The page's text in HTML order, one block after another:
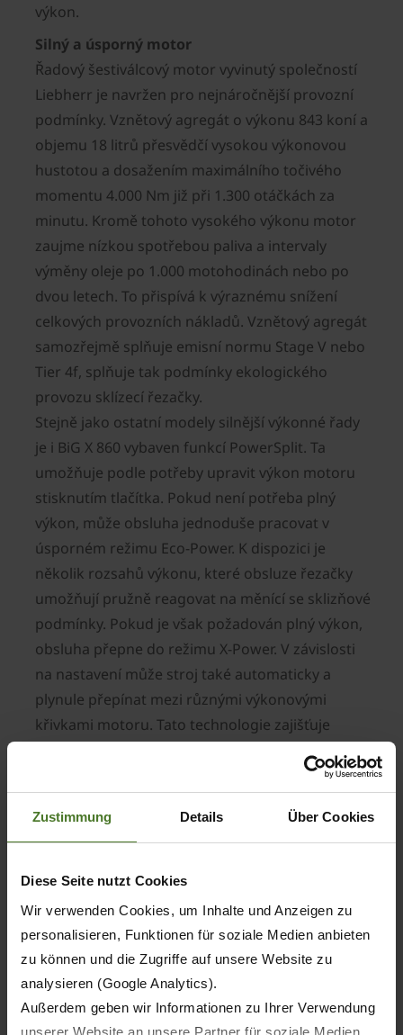
Zustimmung Details Über Cookies
Diese Seite nutzt Cookies
Wir verwenden Cookies, um Inhalte und Anzeigen zu
personalisieren, Funktionen für soziale Medien anbieten
zu können und die Zugriffe auf unsere Website zu
analysieren (Google Analytics).
Außerdem geben wir Informationen zu Ihrer Verwendung
unserer Website an unsere Partner für soziale Medien,
výkon.
Silný a úsporný motor
Řadový šestiválcový motor vyvinutý společností
Liebherr je navržen pro nejnáročnější provozní
podmínky. Vznětový agregát o výkonu 843 koní a
objemu 18 litrů přesvědčí vysokou výkonovou
hustotou a dosažením maximálního točivého
momentu 4.000 Nm již při 1.300 otáčkách za
minutu. Kromě tohoto vysokého výkonu motor
zaujme nízkou spotřebou paliva a intervaly
výměny oleje po 1.000 motohodinách nebo po
dvou letech. To přispívá k výraznému snížení
celkových provozních nákladů. Vznětový agregát
samozřejmě splňuje emisní normu Stage V nebo
Tier 4f, splňuje tak podmínky ekologického
provozu sklízecí řezačky.
Stejně jako ostatní modely silnější výkonné řady
je i BiG X 860 vybaven funkcí PowerSplit. Ta
umožňuje podle potřeby upravit výkon motoru
stisknutím tlačítka. Pokud není potřeba plný
výkon, může obsluha jednoduše pracovat v
úsporném režimu Eco-Power. K dispozici je
několik rozsahů výkonu, které obsluze řezačky
umožňují pružně reagovat na měnící se sklizňové
podmínky. Pokud je však požadován plný výkon,
obsluha přepne do režimu X-Power. V závislosti
na nastavení může stroj také automaticky a
plynule přepínat mezi různými výkonovými
křivkami motoru. Tato technologie zajišťuje
Excelentní výkon díky inovativním funkcím
Inovativní koncept toku sklízené hmoty řezačkou
305 zaručují intenzivní zpracování zrna a stonků.
I při nerovnoměrném toku sklízené hmoty
zajišťuje koncept VariStream s odpruženým
dnem pod řezacím bubnem a za metačem
provoz bez ucpávání. To umožňuje optimální
využití stroje na hranici výkonu a zároveň ke